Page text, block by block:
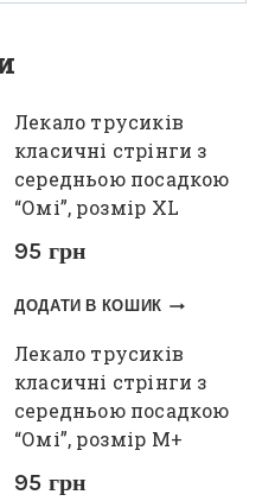
Лекало трусиків
класичні стрінги з
середньою посадкою
“Омі”, розмір XL
95 грн
ДОДАТИ В КОШИК
Лекало трусиків
класичні стрінги з
середньою посадкою
“Омі”, розмір M+
95 грн